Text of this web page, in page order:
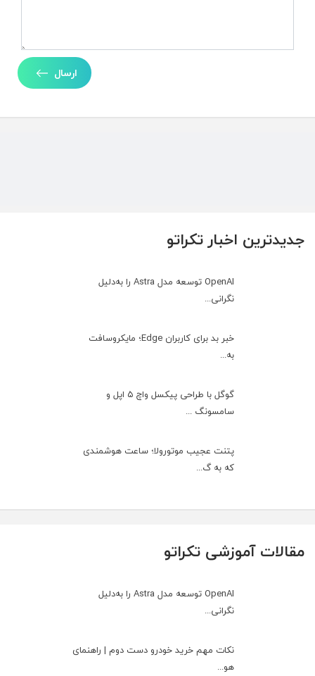
جدیدترین اخبار تکراتو
OpenAI توسعه مدل Astra را به‌دلیل
نگرانی...
خبر بد برای کاربران Edge؛ مایکروسافت
به‌...
گوگل با طراحی پیکسل واچ ۵ اپل و
سامسونگ ...
پتنت عجیب موتورولا؛ ساعت هوشمندی
که به گ...
ارسال
مقالات آموزشی تکراتو
OpenAI توسعه مدل Astra را به‌دلیل
نگرانی...
نکات مهم خرید خودرو دست دوم | راهنمای
هو...